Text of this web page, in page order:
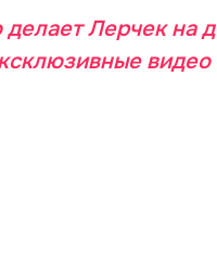
делает Лерчек на
видео